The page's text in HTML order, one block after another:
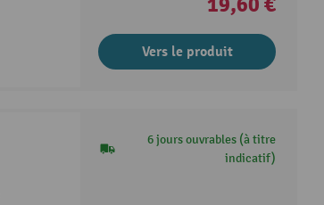
Vers le produit
6 jours ouvrables (à titre
indicatif)